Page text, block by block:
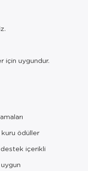
için uygundur.
ödüller
destek içerikli